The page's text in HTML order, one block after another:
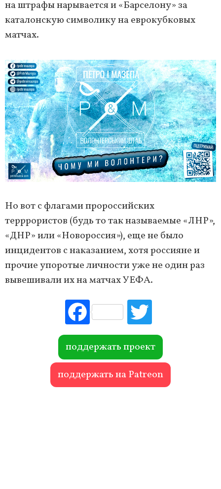
на штрафы нарывается и «Барселону» за
каталонскую символику на еврокубковых
матчах.
Но вот с флагами пророссийских
терррористов (будь то так называемые «ЛНР»,
«ДНР» или «Новороссия»), еще не было
инцидентов с наказанием, хотя россияне и
прочие упоротые личности уже не один раз
вывешивали их на матчах УЕФА.
Fac
ebo
ok r
поддержать проект
поддержать на Patreon